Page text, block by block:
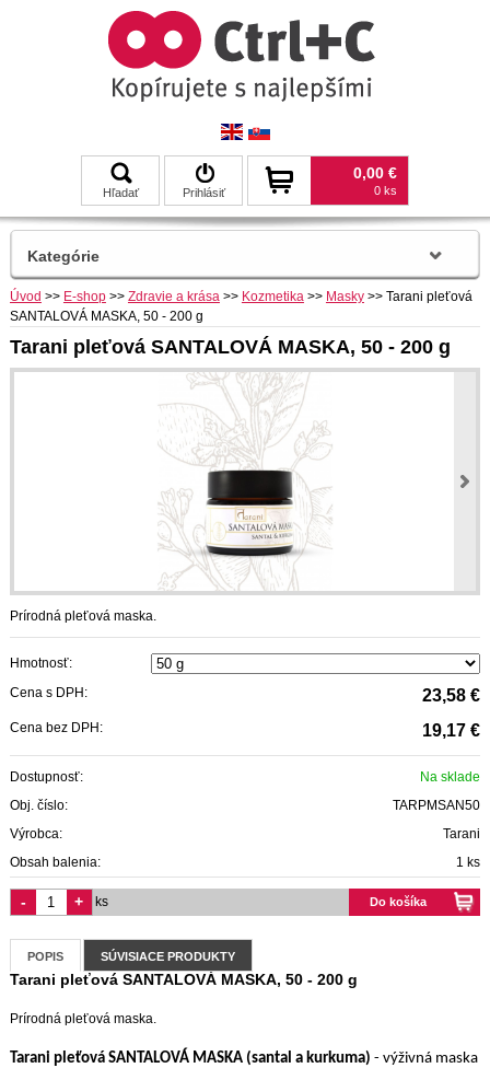
Hľadať Prihlásiť
0,00 €
0 ks
Úvod >> E-shop >> Zdravie a krása >> Kozmetika >> Masky >> Tarani pleťová
SANTALOVÁ MASKA, 50 - 200 g
Tarani pleťová SANTALOVÁ MASKA, 50 - 200 g
Prírodná pleťová maska.
Hmotnosť:
Cena s DPH:
23,58 €
Cena bez DPH: 19,17 €
Dostupnosť:
Na sklade
Obj. číslo:
TARPMSAN50
Výrobca:
Tarani
Obsah balenia:
1 ks
Do košíka
- + ks
POPIS SÚVISIACE PRODUKTY
Tarani pleťová SANTALOVÁ MASKA, 50 - 200 g
Prírodná pleťová maska.
Tarani pleťová SANTALOVÁ MASKA (santal a kurkuma) - výživná maska
Kategórie